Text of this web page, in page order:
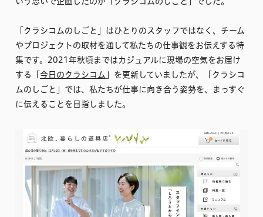
「クラシコムのしごと」はひとりのスタッフではなく、チーム
やプロジェクトの取材を通して私たちの仕事観をお伝えする特
集です。2021年秋頃まではカジュアルに現場の空気をお届け
する「 今日のクラシコム
」を更新していましたが、「クラシコ
ムのしごと」では、私たちが仕事に向き合う姿勢を、まっすぐ
に伝えることを目指しました。